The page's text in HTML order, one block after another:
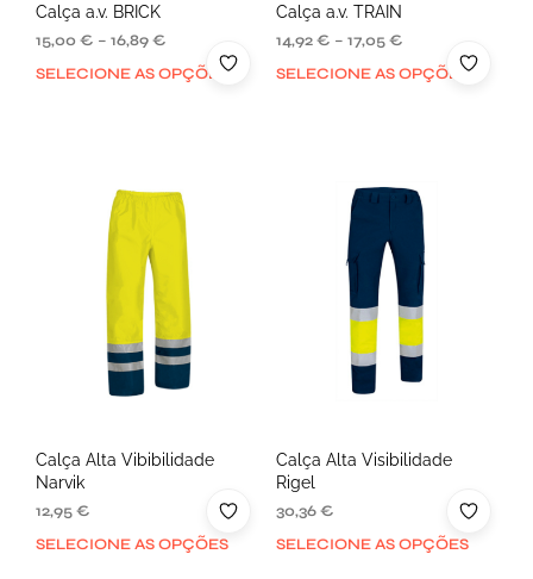
Calça a.v. BRICK
15,00 € – 16,89€
SELECIONE AS OPÇÕES
Calça a.v. TRAIN
14,92€ – 17,05€
SELECIONE AS OPÇÕES
Calça Alta Vibibilidade
Narvik
12,95€
SELECIONE AS OPÇÕES
Calça Alta Visibilidade
Rigel
30,36€
SELECIONE AS OPÇÕES